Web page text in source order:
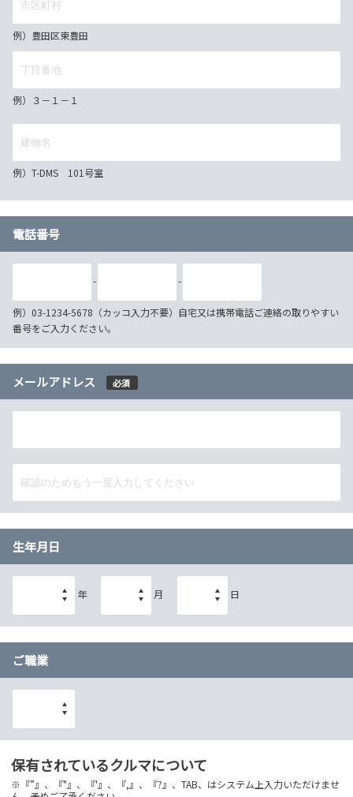
例）豊田区東豊田
例）３－１－１
例）T-DMS 101号室
電話番号
- -
例）03-1234-5678（カッコ入力不要）自宅又は携帯電話ご連絡の取りやすい
番号をご入力ください。
メールアドレス 必須
生年月日
年 月 日
ご職業
保有されているクルマについて
※『”』、『"』、『'』、『,』、『?』、TAB、はシステム上入力いただけませ